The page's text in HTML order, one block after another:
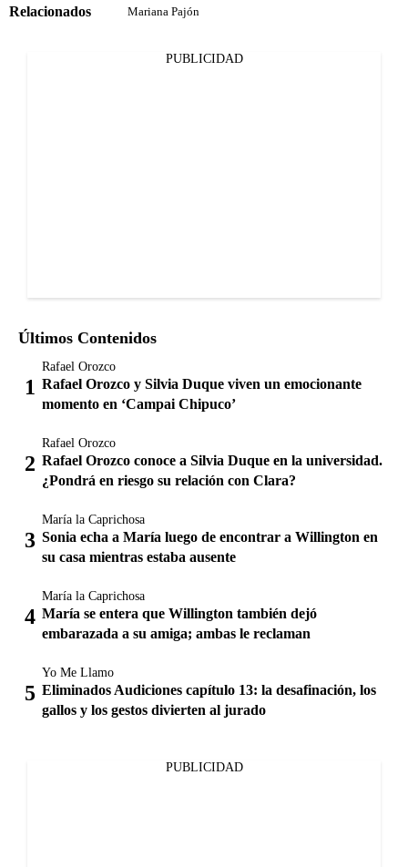
Relacionados Mariana Pajón
PUBLICIDAD
Últimos Contenidos
Rafael Orozco
Rafael Orozco y Silvia Duque viven un emocionante
momento en ‘Campai Chipuco’
Rafael Orozco
Rafael Orozco conoce a Silvia Duque en la universidad.
¿Pondrá en riesgo su relación con Clara?
María la Caprichosa
Sonia echa a María luego de encontrar a Willington en
su casa mientras estaba ausente
María la Caprichosa
María se entera que Willington también dejó
embarazada a su amiga; ambas le reclaman
Yo Me Llamo
Eliminados Audiciones capítulo 13: la desafinación, los
gallos y los gestos divierten al jurado
PUBLICIDAD